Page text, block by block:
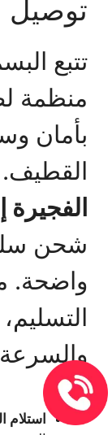
توصيل
تتبع
منظمة
بأمان
شحن
واضحة.
استلام